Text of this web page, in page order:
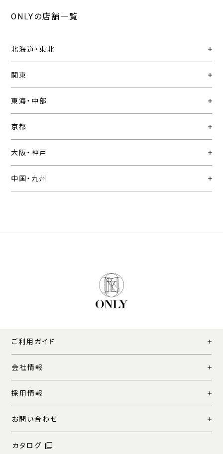
ONLYの店舗一覧
北海道・東北
関東
東海・中部
京都
大阪・神戸
中国・九州
ご利用ガイド
会社情報
採用情報
お問い合わせ
カタログ